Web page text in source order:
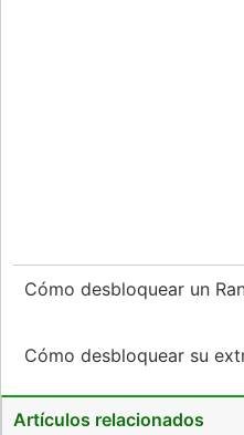
Cómo desbloquear un
Cómo desbloquear su
Artículos relacionados